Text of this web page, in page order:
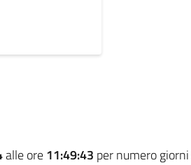
alle ore11:49:43 per numero giorni